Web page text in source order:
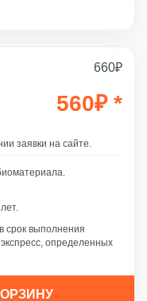
660₽
560₽ *
заявки на сайте.
срок выполнения
определенных